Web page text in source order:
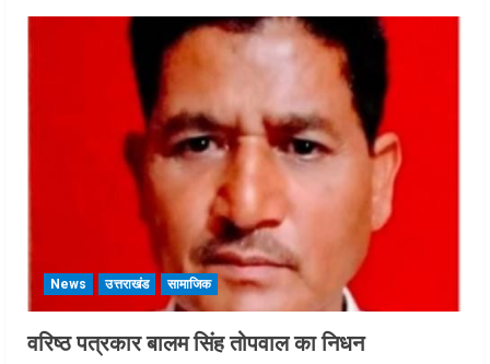
News उत्तराखंड सामाजिक
वरिष्ठ पत्रकार बालम सिंह तोपवाल का निधन